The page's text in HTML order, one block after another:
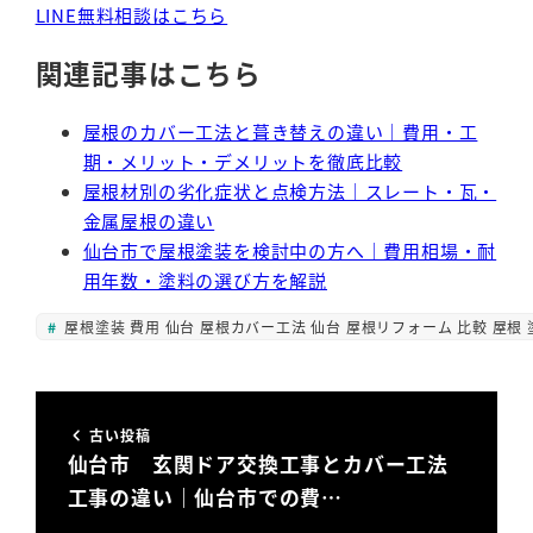
LINE無料相談はこちら
関連記事はこちら
屋根のカバー工法と葺き替えの違い｜費用・工
期・メリット・デメリットを徹底比較
屋根材別の劣化症状と点検方法｜スレート・瓦・
金属屋根の違い
仙台市で屋根塗装を検討中の方へ｜費用相場・耐
用年数・塗料の選び方を解説
屋根塗装 費用 仙台 屋根カバー工法 仙台 屋根リフォーム 比較 屋根
古い投稿
仙台市 玄関ドア交換工事とカバー工法
工事の違い｜仙台市での費…